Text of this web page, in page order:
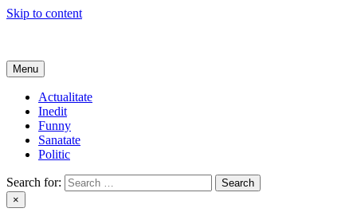
Skip to content
Menu
Actualitate
Inedit
Funny
Sanatate
Politic
Search for:
×